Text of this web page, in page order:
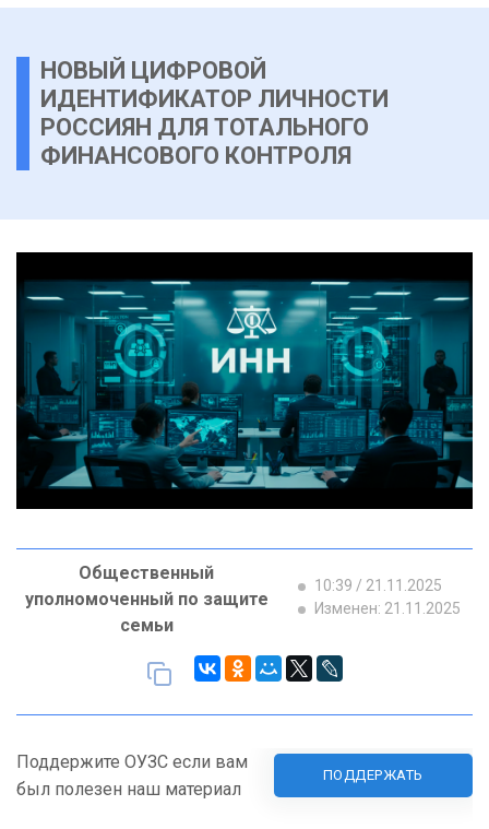
НОВЫЙ ЦИФРОВОЙ
ИДЕНТИФИКАТОР ЛИЧНОСТИ
РОССИЯН ДЛЯ ТОТАЛЬНОГО
ФИНАНСОВОГО КОНТРОЛЯ
Общественный
уполномоченный по защите
семьи
10:39 / 21.11.2025
Изменен: 21.11.2025
Поддержите ОУЗС если вам
был полезен наш материал
ПОДДЕРЖАТЬ